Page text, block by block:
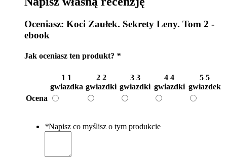
Oceniasz: Koci Zaułek. Sekrety Leny. Tom 2 -
ebook
Jak oceniasz ten produkt? *
1 1
gwiazdka
2 2
gwiazdki
3 3
gwiazdki
4 4
gwiazdki
5 5
gwiazdek
Ocena
*Napisz co myślisz o tym produkcie